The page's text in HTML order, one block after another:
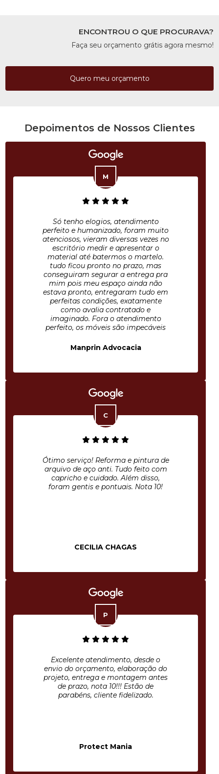
ENCONTROU O QUE PROCURAVA?
Faça seu orçamento grátis agora mesmo!
Quero meu orçamento
Depoimentos de Nossos Clientes
Só tenho elogios, atendimento
perfeito e humanizado, foram muito
atenciosos, vieram diversas vezes no
escritório medir e apresentar o
material até batermos o martelo.
tudo ficou pronto no prazo, mas
conseguiram segurar a entrega pra
mim pois meu espaço ainda não
estava pronto, entregaram tudo em
perfeitas condições, exatamente
como avalia contratado e
imaginado. Fora o atendimento
perfeito, os móveis são impecáveis
Manprin Advocacia
Ótimo serviço! Reforma e pintura de
arquivo de aço anti. Tudo feito com
capricho e cuidado. Além disso,
foram gentis e pontuais. Nota 10!
CECILIA CHAGAS
Excelente atendimento, desde o
envio do orçamento, elaboração do
projeto, entrega e montagem antes
de prazo, nota 10!!! Estão de
parabéns, cliente fidelizado.
Protect Mania